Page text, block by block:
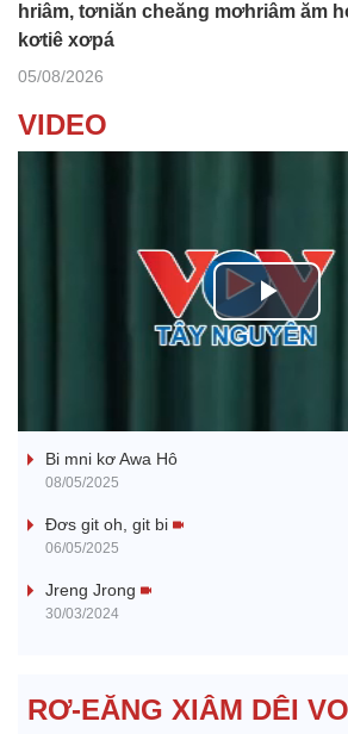
hriâm, tơniăn cheăng mơhriâm ăm
kơtiê xơpá
05/08/2026
VIDEO
P
a
e
Bi mni kơ Awa Hô
08/05/2025
Đơs git oh, git bi
06/05/2025
Jreng Jrong
30/03/2024
RƠ-EĂNG XIÂM DÊI